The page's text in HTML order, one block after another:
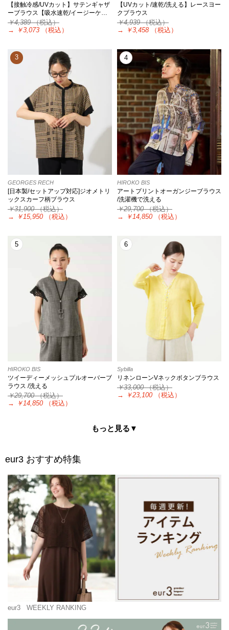
【接触冷感/UVカット】サテンギャザ
ーブラウス【吸水速乾/イージーケ…
￥4,389（税込）
→
￥3,073 （税込）
【UVカット/速乾/洗える】レースヨー
クブラウス
￥4,939（税込）
→
￥3,458 （税込）
3
GEORGES RECH
[日本製/セットアップ対応]ジオメトリ
ックスカーフ柄ブラウス
￥31,900（税込）
→
￥15,950 （税込）
4
HIROKO BIS
アートプリントオーガンジーブラウス
/洗濯機で洗える
￥29,700（税込）
→
￥14,850 （税込）
5
HIROKO BIS
ツイーディーメッシュプルオーバーブ
ラウス /洗える
￥29,700（税込）
→
￥14,850 （税込）
6
Sybilla
リネンローンVネックボタンブラウス
￥33,000（税込）
→
￥23,100 （税込）
もっと見る▼
eur3 おすすめ特集
eur3 WEEKLY RANKING